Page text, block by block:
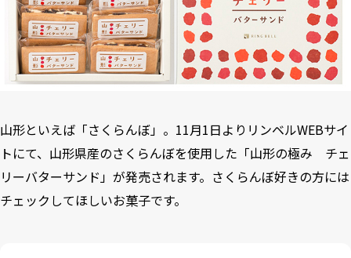
山形といえば「さくらんぼ」。11月1日よりリンベルWEBサイ
トにて、山形県産のさくらんぼを使用した「山形の極み チェ
リーバターサンド」が発売されます。さくらんぼ好きの方には
チェックしてほしいお菓子です。